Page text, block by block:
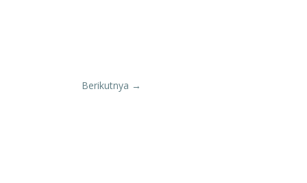
Al-Baqarah: 158).Berikutnya →